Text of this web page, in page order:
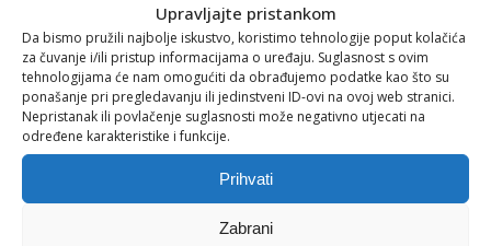
Upravljajte pristankom
Da bismo pružili najbolje iskustvo, koristimo tehnologije poput kolačića
za čuvanje i/ili pristup informacijama o uređaju. Suglasnost s ovim
tehnologijama će nam omogućiti da obrađujemo podatke kao što su
ponašanje pri pregledavanju ili jedinstveni ID-ovi na ovoj web stranici.
Nepristanak ili povlačenje suglasnosti može negativno utjecati na
određene karakteristike i funkcije.
Prihvati
Zabrani
NAVIGACIJA
POČETNA